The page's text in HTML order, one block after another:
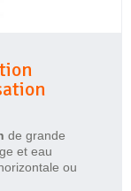
de grande
et eau
ou